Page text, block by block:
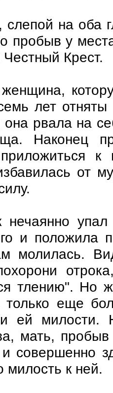
слепой на оба
пробыв у
Крест.
лет
она рвала на
Наконец
от
нечаянно
и положила
молилась.
тлению". Но
только еще
ей
мать,
совершенно
милость к ней.